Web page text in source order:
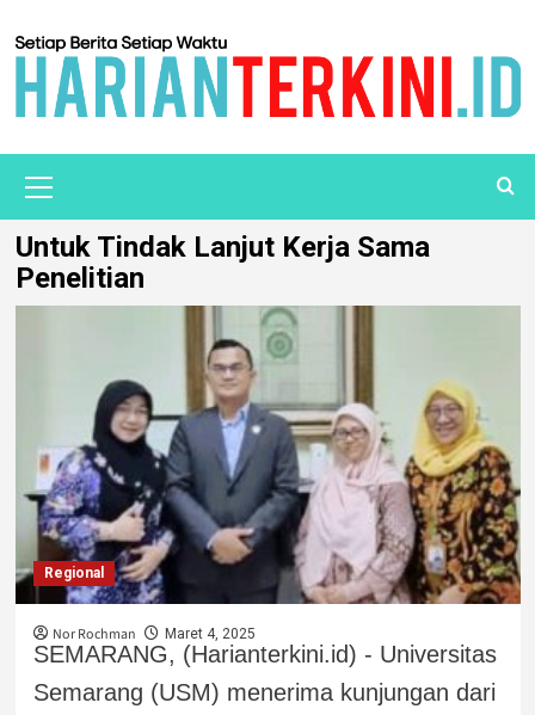
Untuk Tindak Lanjut Kerja Sama
Penelitian
Regional
Nor Rochman Maret 4, 2025
SEMARANG, (Harianterkini.id) - Universitas
Semarang (USM) menerima kunjungan dari